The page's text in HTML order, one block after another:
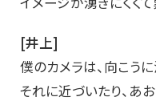
[井上]
僕のカメラは、向こう
それに近づいたり、あ